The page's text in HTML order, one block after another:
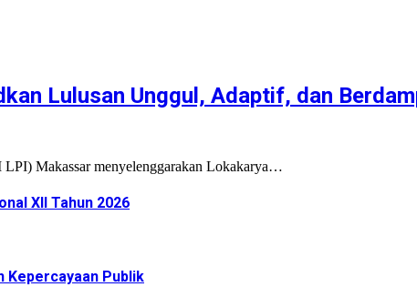
Lulusan Unggul, Adaptif, dan
Makassar menyelenggarakan Lokakarya…
XII Tahun 2026
Kepercayaan Publik